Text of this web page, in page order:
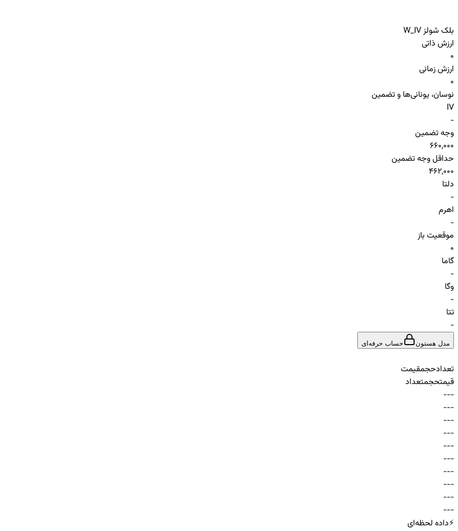
بلک شولز W_IV
ارزش ذاتی
0
ارزش زمانی
0
نوسان، یونانی‌ها و تضمین
IV
-
وجه تضمین
660,000
حداقل وجه تضمین
462,000
دلتا
-
اهرم
-
موقعیت باز
0
گاما
-
وگا
-
تتا
-
مدل هستون حساب حرفه‌ای
تعدادحجمقیمت
قیمتحجمتعداد
-
-
-
-
-
-
-
-
-
-
-
-
-
-
-
-
-
-
-
-
-
-
-
-
-
-
-
-
-
-
⚡داده لحظه‌ای